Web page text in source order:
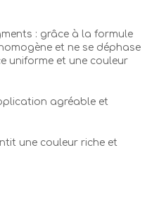
: grâce à la formule
et ne se déphase
uniforme et une couleur
agréable et
une couleur riche et